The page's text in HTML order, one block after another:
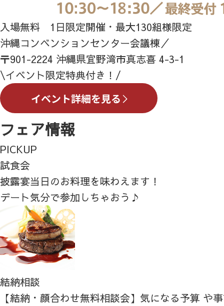
入場無料 1日限定開催・最大130組様限定
沖縄コンベンションセンター会議棟／
〒901-2224 沖縄県宜野湾市真志喜 4-3-1
\イベント限定特典付き！/
フェア情報
PICKUP
試食会
披露宴当日のお料理を味わえます！
デート気分で参加しちゃおう♪
結納相談
【結納・顔合わせ無料相談会】気になる予算 や